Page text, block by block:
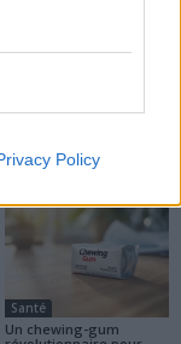
Policy
Santé
Un chewing-gum